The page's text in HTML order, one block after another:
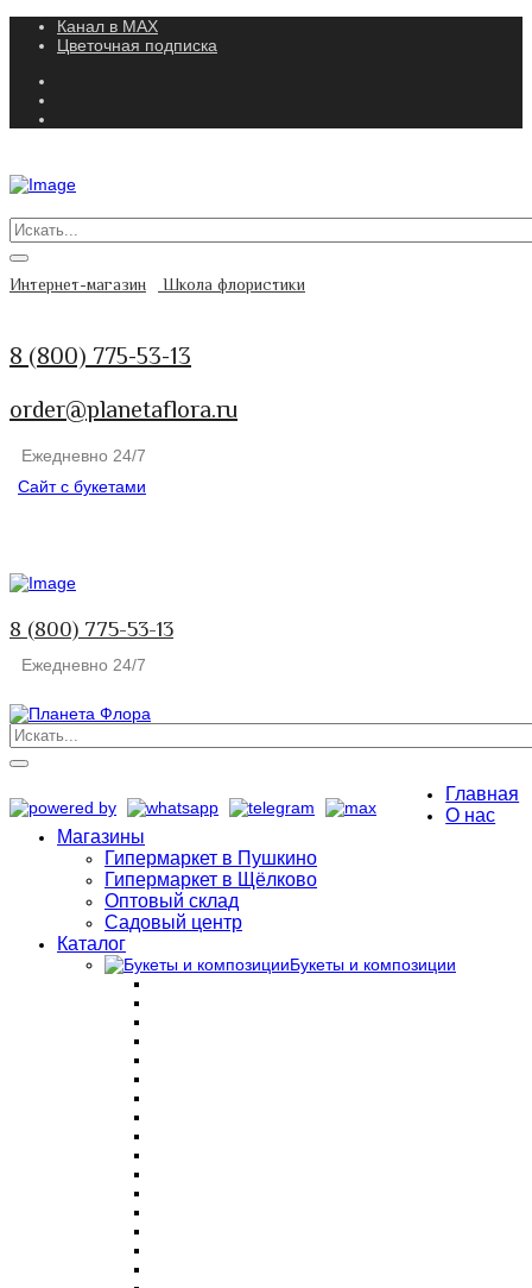
Канал в MAX
Цветочная подписка
Интернет-магазин Школа флористики
8 (800) 775-53-13
order@planetaflora.ru
Ежедневно 24/7
Сайт с букетами
8 (800) 775-53-13
Ежедневно 24/7
Главная
О нас
Магазины
Гипермаркет в Пушкино
Гипермаркет в Щёлково
Оптовый склад
Садовый центр
Каталог
Букеты и композиции